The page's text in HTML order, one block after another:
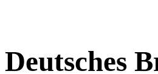
Deutsches